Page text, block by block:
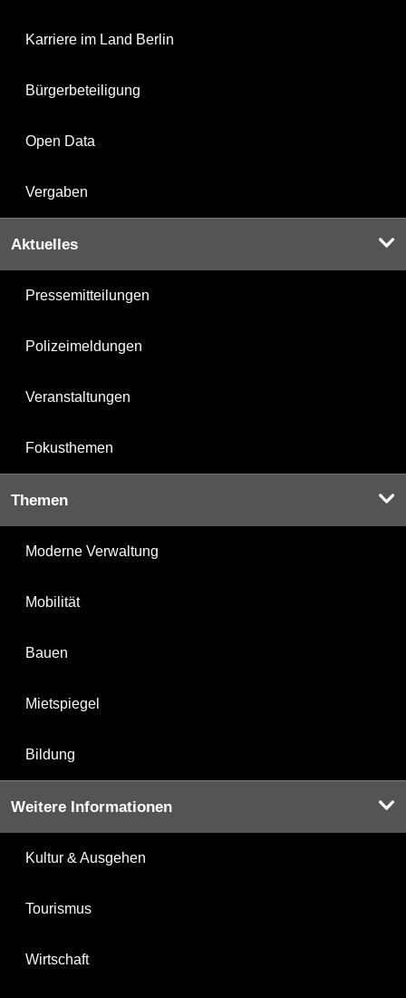
Karriere im Land Berlin
Bürgerbeteiligung
Open Data
Vergaben
Aktuelles
Pressemitteilungen
Polizeimeldungen
Veranstaltungen
Fokusthemen
Themen
Moderne Verwaltung
Mobilität
Bauen
Mietspiegel
Bildung
Weitere Informationen
Kultur & Ausgehen
Tourismus
Wirtschaft